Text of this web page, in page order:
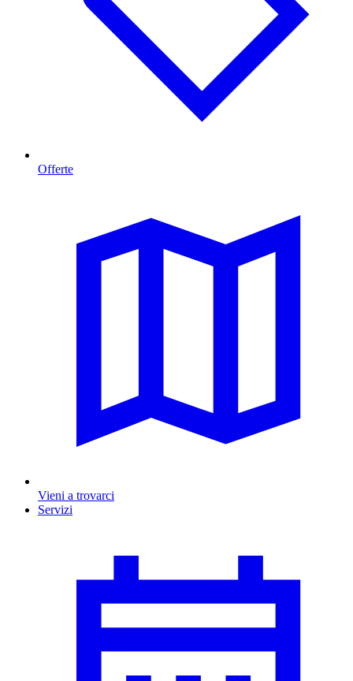
Offerte
Vieni a trovarci
Servizi